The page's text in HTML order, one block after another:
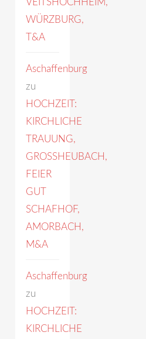
VEITSHÖCHHEIM,
WÜRZBURG,
T&A
Aschaffenburg
zu
HOCHZEIT:
KIRCHLICHE
TRAUUNG,
GROSSHEUBACH,
FEIER
GUT
SCHAFHOF,
AMORBACH,
M&A
Aschaffenburg
zu
HOCHZEIT:
KIRCHLICHE